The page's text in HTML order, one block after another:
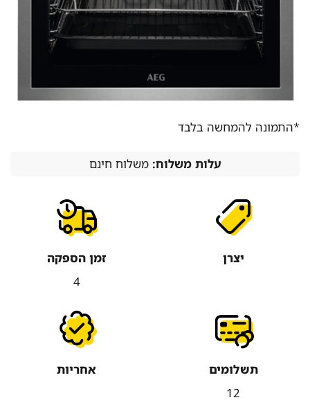
*התמונה להמחשה בלבד
עלות משלוח:משלוח חינם
יצרן
זמן הספקה
4
תשלומים
12
אחריות